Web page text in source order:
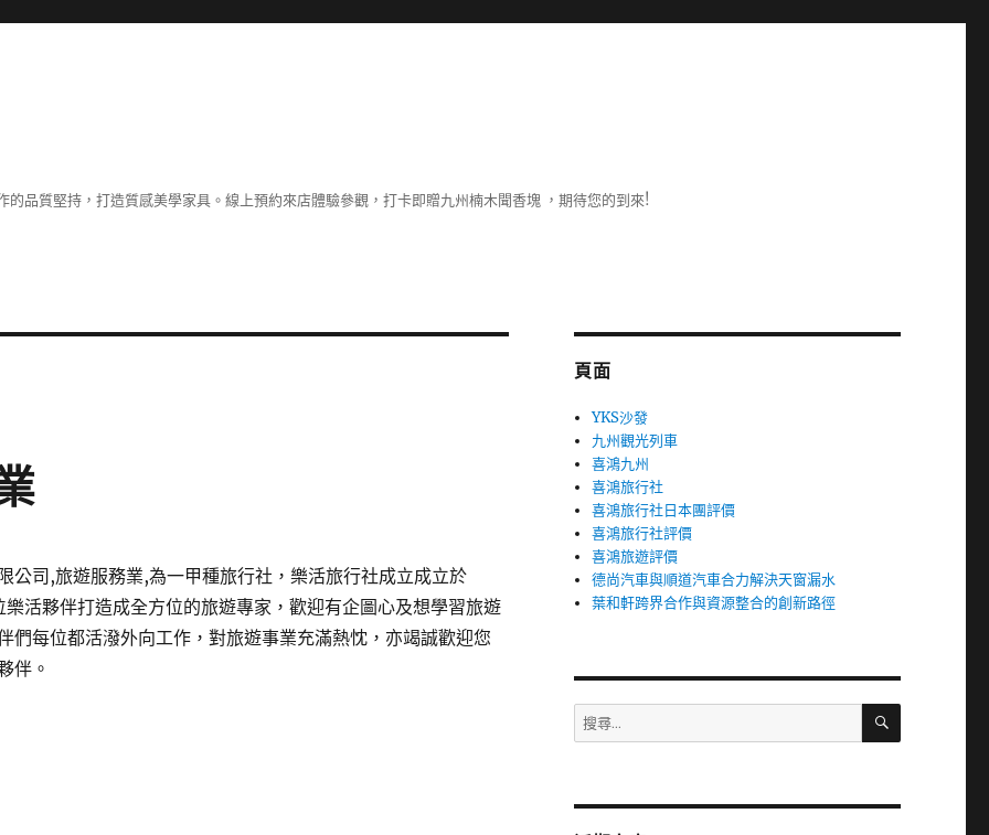
品質堅持，打造質感美學家具。線上預約來店體驗參觀，打卡即贈九州楠木聞香塊 ，期待您的到來!
公司,旅遊服務業,為一甲種旅行社，樂活旅行社成立成立於
活夥伴打造成全方位的旅遊專家，歡迎有企圖心及想學習旅遊
們每位都活潑外向工作，對旅遊事業充滿熱忱，亦竭誠歡迎您
伴。
頁面
YKS沙發
九州觀光列車
喜鴻九州
喜鴻旅行社
喜鴻旅行社日本團評價
喜鴻旅行社評價
喜鴻旅遊評價
德尚汽車與順道汽車合力解決天窗漏水
葉和軒跨界合作與資源整合的創新路徑
搜
尋
字:
搜